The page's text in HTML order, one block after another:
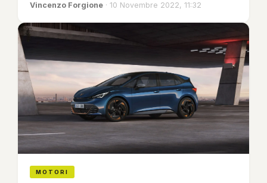
Vincenzo Forgione · 10 Novembre 2022, 11:32
MOTORI